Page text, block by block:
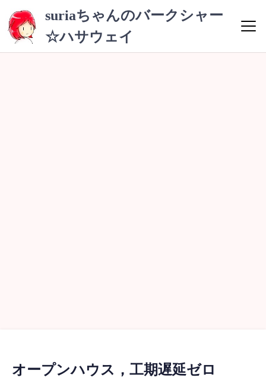
テ
suriaちゃんのバークシャー
☆ハサウェイ
オープンハウス，工期遅延ゼロ